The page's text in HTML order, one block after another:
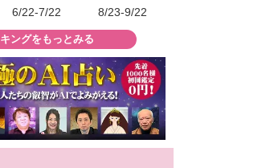
6/22-7/22
8/23-9/22
ングをもっとみる